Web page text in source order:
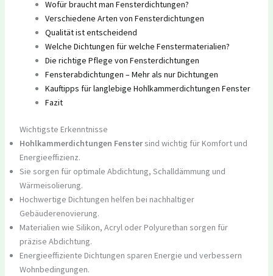
Wofür braucht man Fensterdichtungen?
Verschiedene Arten von Fensterdichtungen
Qualität ist entscheidend
Welche Dichtungen für welche Fenstermaterialien?
Die richtige Pflege von Fensterdichtungen
Fensterabdichtungen – Mehr als nur Dichtungen
Kauftipps für langlebige Hohlkammerdichtungen Fenster
Fazit
Wichtigste Erkenntnisse
Hohlkammerdichtungen Fenstersind wichtig für Komfort und
Energieeffizienz.
Sie sorgen für optimale Abdichtung, Schalldämmung und
Wärmeisolierung.
Hochwertige Dichtungen helfen bei nachhaltiger
Gebäuderenovierung.
Materialien wie Silikon, Acryl oder Polyurethan sorgen für
präzise Abdichtung.
Energieeffiziente Dichtungen sparen Energie und verbessern
Wohnbedingungen.